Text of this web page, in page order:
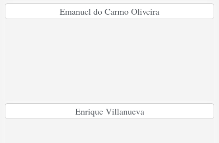
Emanuel do Carmo Oliveira
Enrique Villanueva